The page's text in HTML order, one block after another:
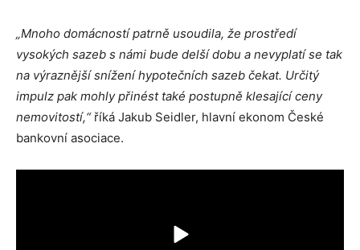
„Mnoho domácností patrně usoudila, že prostředí
vysokých sazeb s námi bude delší dobu a nevyplatí se tak
na výraznější snížení hypotečních sazeb čekat. Určitý
impulz pak mohly přinést také postupně klesající ceny
nemovitostí,“ říká Jakub Seidler, hlavní ekonom České
bankovní asociace.